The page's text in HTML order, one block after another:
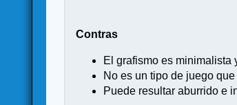
Contras
El grafismo es minimalista
No es un tipo de juego
Puede resultar aburrido e